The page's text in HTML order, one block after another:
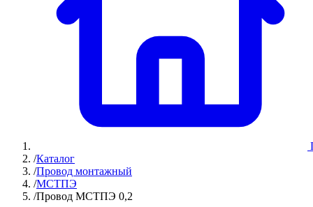
/Каталог
/Провод монтажный
/МСТПЭ
/Провод МСТПЭ 0,2